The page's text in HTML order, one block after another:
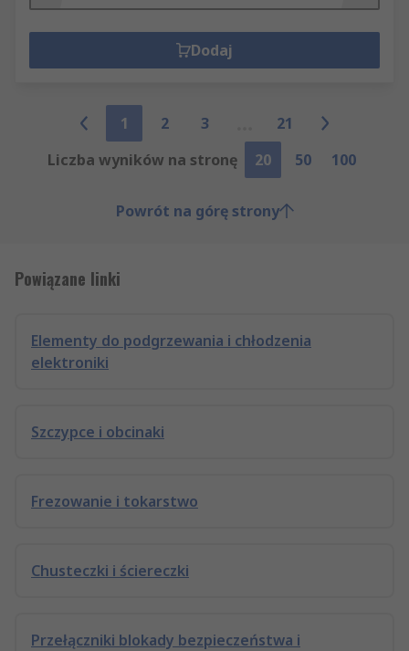
Dodaj
1 2 3
21
Liczba wyników na stronę
20 50 100
Powrót na górę strony
Powiązane linki
Elementy do podgrzewania i chłodzenia
elektroniki
Szczypce i obcinaki
Frezowanie i tokarstwo
Chusteczki i ściereczki
Przełączniki blokady bezpieczeństwa i